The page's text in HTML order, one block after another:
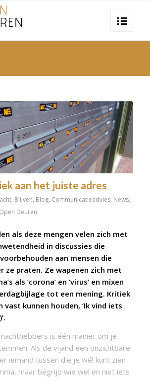
aan het juiste adres
, Blijven, Blog, Communicatieadvies, News,
Open Deuren
als deze mengen velen zich met
in discussies die
aan mensen die
ze praten. Ze wapenen zich met
als ‘corona’ en ‘virus’ en mixen
tot een mening. Kritiek
vast kunnen houden, ‘Ik vind iets
is één manier om je
Als de vijand een onzichtbare
iemand tussen die je wél kunt zien
maar begrijp wie wel en niet iets